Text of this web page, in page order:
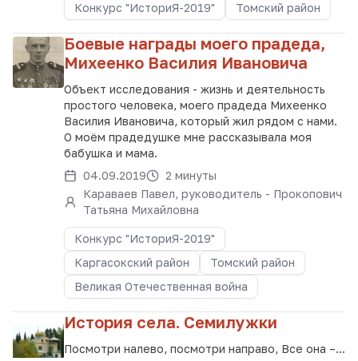
Конкурс "ИсториЯ-2019" Томский район
Боевые награды моего прадеда,
Михеенко Василия Ивановича
Объект исследования - жизнь и деятельность
простого человека, моего прадеда Михеенко
Василия Ивановича, который жил рядом с нами.
О моём прадедушке мне рассказывала моя
бабушка и мама.
04.09.2019
2 минуты
Караваев Павел, руководитель - Прокопович
Татьяна Михайловна
Конкурс "ИсториЯ-2019"
Каргасокский район
Томский район
Великая Отечественная война
История села. Семилужки
Посмотри налево, посмотри направо, Все она –...